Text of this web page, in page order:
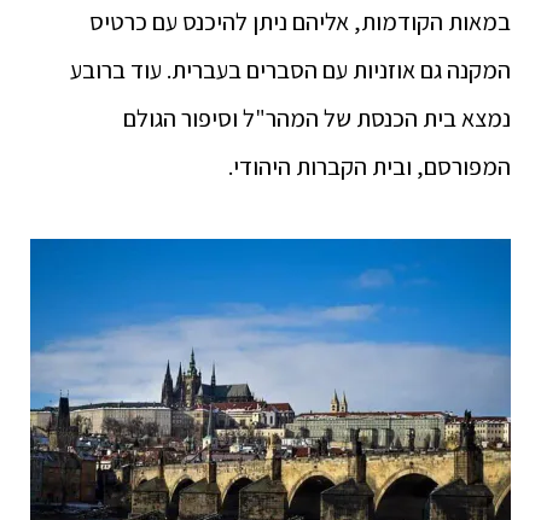
במאות הקודמות, אליהם ניתן להיכנס עם כרטיס
המקנה גם אוזניות עם הסברים בעברית. עוד ברובע
נמצא בית הכנסת של המהר"ל וסיפור הגולם
המפורסם, ובית הקברות היהודי.